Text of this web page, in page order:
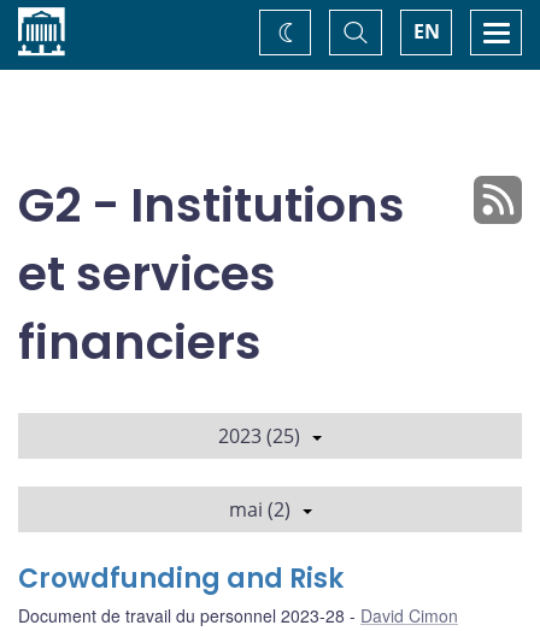
Accueil EN
Basculer
la
recherche
Changez
de
G2 - Institutions
et services
financiers
2023 (25)
mai (2)
Crowdfunding and Risk
Document de travail du personnel 2023-28 David Cimon